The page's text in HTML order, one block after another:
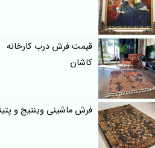
قیمت فرش درب کارخانه
کاشان
فرش ماشینی وینتیج و پتینه